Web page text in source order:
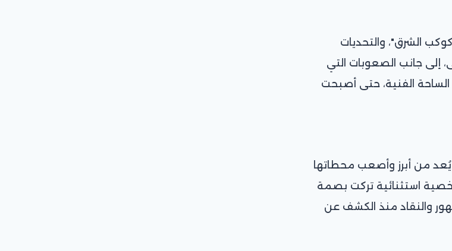
الشرق"، والتحديات
إلى جانب الصعوبات التي
الفنية، حتى أصبحت
من أبرز وأصعب محطاتها
استثنائية تركت بصمة
والنقاد منذ الكشف عن